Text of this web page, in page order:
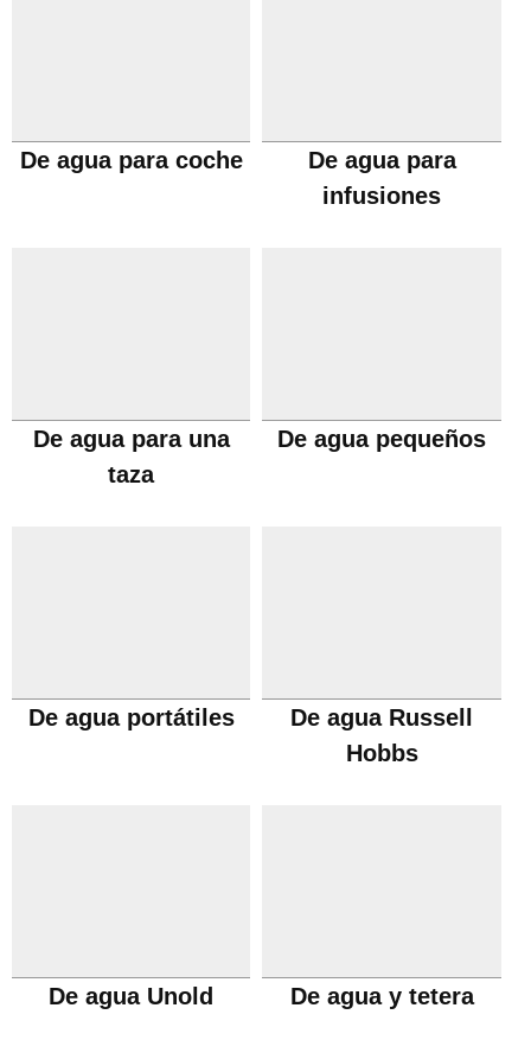
De agua para coche
De agua para
infusiones
De agua para una
taza
De agua pequeños
De agua portátiles
De agua Russell
Hobbs
De agua Unold De agua y tetera